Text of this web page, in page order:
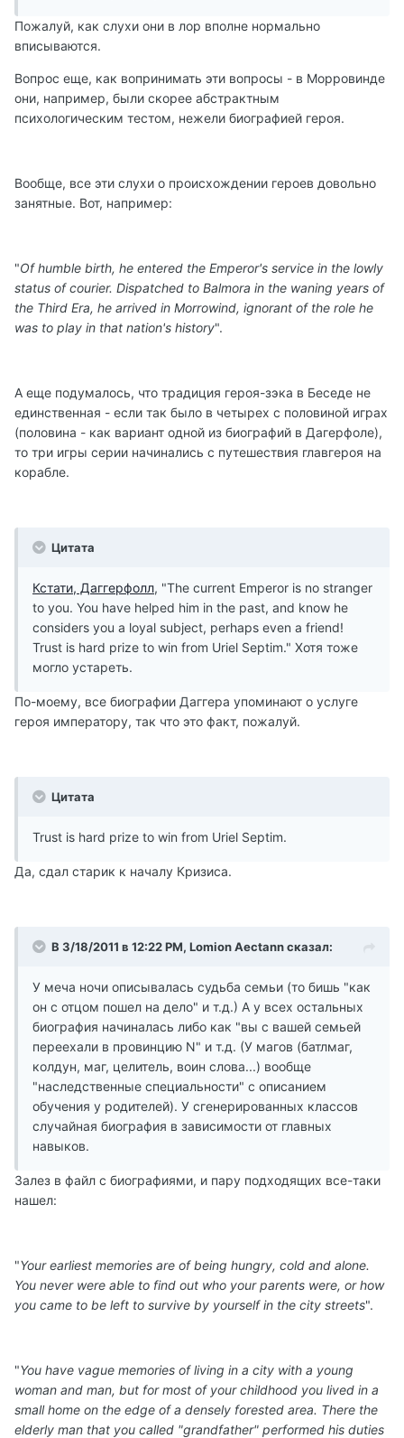
Пожалуй, как слухи они в лор вполне нормально
вписываются.
Вопрос еще, как вопринимать эти вопросы - в Морровинде
они, например, были скорее абстрактным
психологическим тестом, нежели биографией героя.
Вообще, все эти слухи о происхождении героев довольно
занятные. Вот, например:
"Of humble birth, he entered the Emperor's service in the lowly
status of courier. Dispatched to Balmora in the waning years of
the Third Era, he arrived in Morrowind, ignorant of the role he
was to play in that nation's history".
А еще подумалось, что традиция героя-зэка в Беседе не
единственная - если так было в четырех с половиной играх
(половина - как вариант одной из биографий в Дагерфоле),
то три игры серии начинались с путешествия главгероя на
корабле.
Цитата
Кстати, Даггерфолл, "The current Emperor is no stranger
to you. You have helped him in the past, and know he
considers you a loyal subject, perhaps even a friend!
Trust is hard prize to win from Uriel Septim." Хотя тоже
могло устареть.
По-моему, все биографии Даггера упоминают о услуге
героя императору, так что это факт, пожалуй.
Цитата
Trust is hard prize to win from Uriel Septim.
Да, сдал старик к началу Кризиса.
В 3/18/2011 в 12:22 PM, Lomion Aectann сказал:
У меча ночи описывалась судьба семьи (то бишь "как
он с отцом пошел на дело" и т.д.) А у всех остальных
биография начиналась либо как "вы с вашей семьей
переехали в провинцию N" и т.д. (У магов (батлмаг,
колдун, маг, целитель, воин слова...) вообще
"наследственные специальности" с описанием
обучения у родителей). У сгенерированных классов
случайная биография в зависимости от главных
навыков.
Залез в файл с биографиями, и пару подходящих все-таки
нашел:
"Your earliest memories are of being hungry, cold and alone.
You never were able to find out who your parents were, or how
you came to be left to survive by yourself in the city streets".
"You have vague memories of living in a city with a young
woman and man, but for most of your childhood you lived in a
small home on the edge of a densely forested area. There the
elderly man that you called "grandfather" performed his duties